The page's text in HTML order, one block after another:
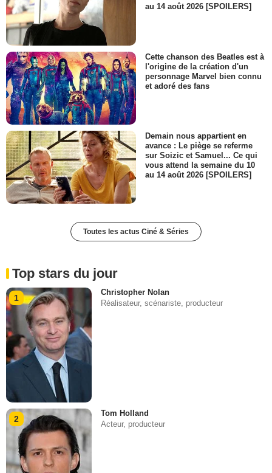
au 14 août 2026 [SPOILERS]
Cette chanson des Beatles est à
l'origine de la création d'un
personnage Marvel bien connu
et adoré des fans
Demain nous appartient en
avance : Le piège se referme
sur Soizic et Samuel... Ce qui
vous attend la semaine du 10
au 14 août 2026 [SPOILERS]
Toutes les actus Ciné & Séries
Top stars du jour
1
Christopher Nolan
Réalisateur, scénariste, producteur
2
Tom Holland
Acteur, producteur